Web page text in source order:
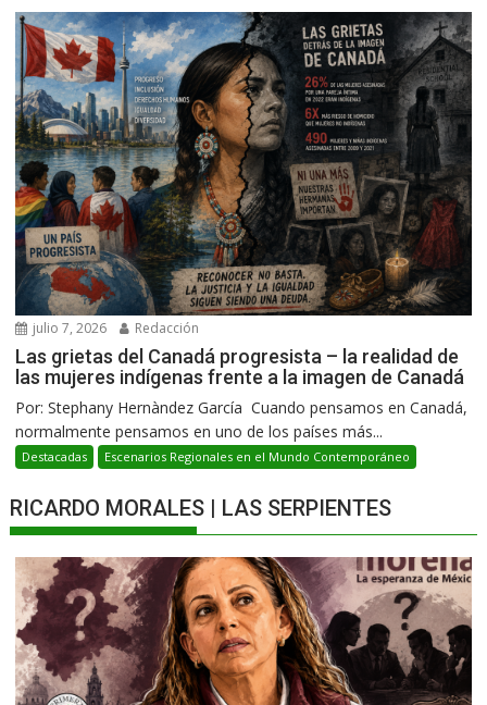
julio 7, 2026 Redacción
Las grietas del Canadá progresista – la realidad de
las mujeres indígenas frente a la imagen de Canadá
Por: Stephany Hernàndez García Cuando pensamos en Canadá,
normalmente pensamos en uno de los países más...
Destacadas Escenarios Regionales en el Mundo Contemporáneo
RICARDO MORALES | LAS SERPIENTES